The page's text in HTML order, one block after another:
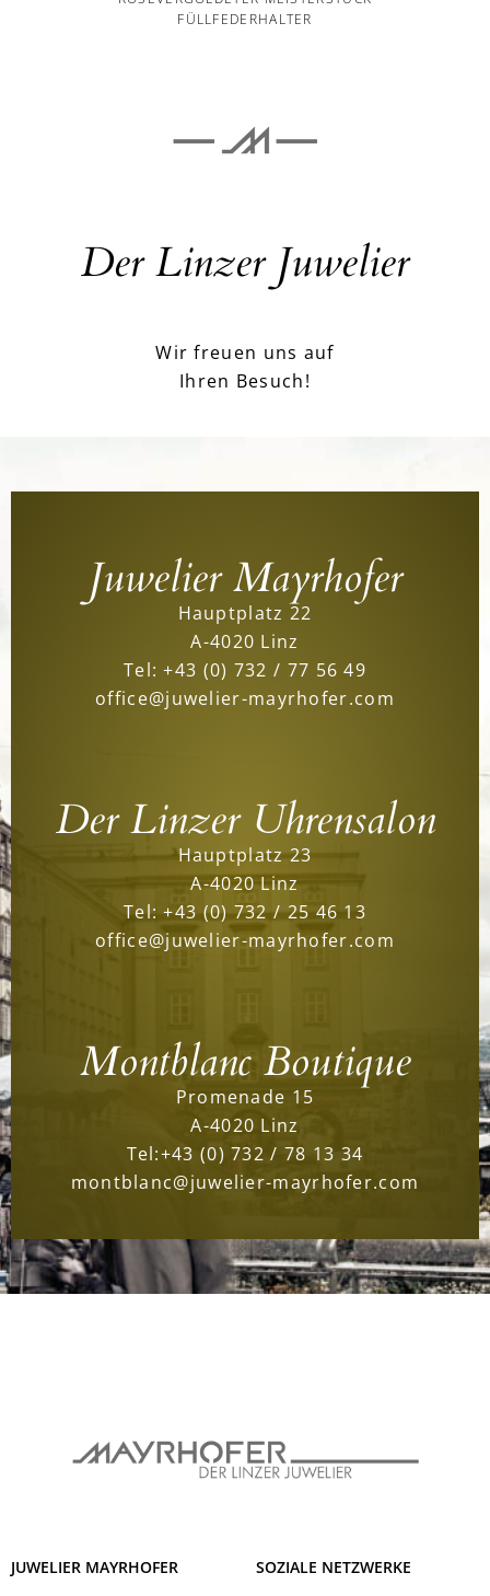
FÜLLFEDERHALTER
Der Linzer Juwelier
Wir freuen uns auf
Ihren Besuch!
Juwelier Mayrhofer
Hauptplatz 22
A-4020 Linz
Tel:+43 (0) 732 / 77 56 49
office@juwelier-mayrhofer.com
Der Linzer Uhrensalon
Hauptplatz 23
A-4020 Linz
Tel:+43 (0) 732 / 25 46 13
office@juwelier-mayrhofer.com
Montblanc Boutique
Promenade 15
A-4020 Linz
Tel:+43 (0) 732 / 78 13 34
montblanc@juwelier-mayrhofer.com
JUWELIER MAYRHOFER SOZIALE NETZWERKE